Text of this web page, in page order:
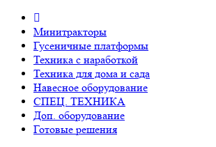
Минитракторы
Гусеничные платформы
Техника с наработкой
Техника для дома и сада
Навесное оборудование
СПЕЦ. ТЕХНИКА
Доп. оборудование
Готовые решения